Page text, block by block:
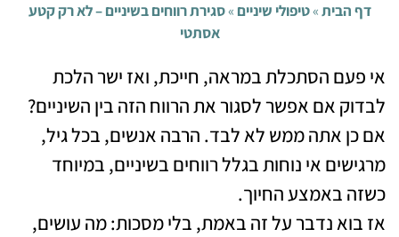
דף הבית»טיפולי שיניים »סגירת רווחים בשיניים – לא רק קטע
אסתטי
אי פעם הסתכלת במראה, חייכת, ואז ישר הלכת
לבדוק אם אפשר לסגור את הרווח הזה בין השיניים?
אם כן אתה ממש לא לבד. הרבה אנשים, בכל גיל,
מרגישים אי נוחות בגלל רווחים בשיניים, במיוחד
כשזה באמצע החיוך.
אז בוא נדבר על זה באמת, בלי מסכות: מה עושים,